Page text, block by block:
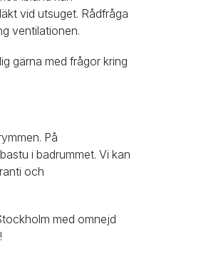
vid utsuget. Rådfråga
ventilationen.
gärna med frågor kring
På
i badrummet. Vi kan
och
med omnejd